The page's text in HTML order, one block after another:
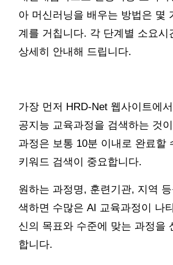
아 머신러닝을 배우는 방법은 몇
계를 거칩니다. 각 단계별 소요시
상세히 안내해 드립니다.
가장 먼저 HRD-Net 웹사이트에
공지능 교육과정을 검색하는 것
과정은 보통 10분 이내로 완료할
키워드 검색이 중요합니다.
원하는 과정명, 훈련기관, 지역
색하면 수많은 AI 교육과정이 나
신의 목표와 수준에 맞는 과정을
합니다.